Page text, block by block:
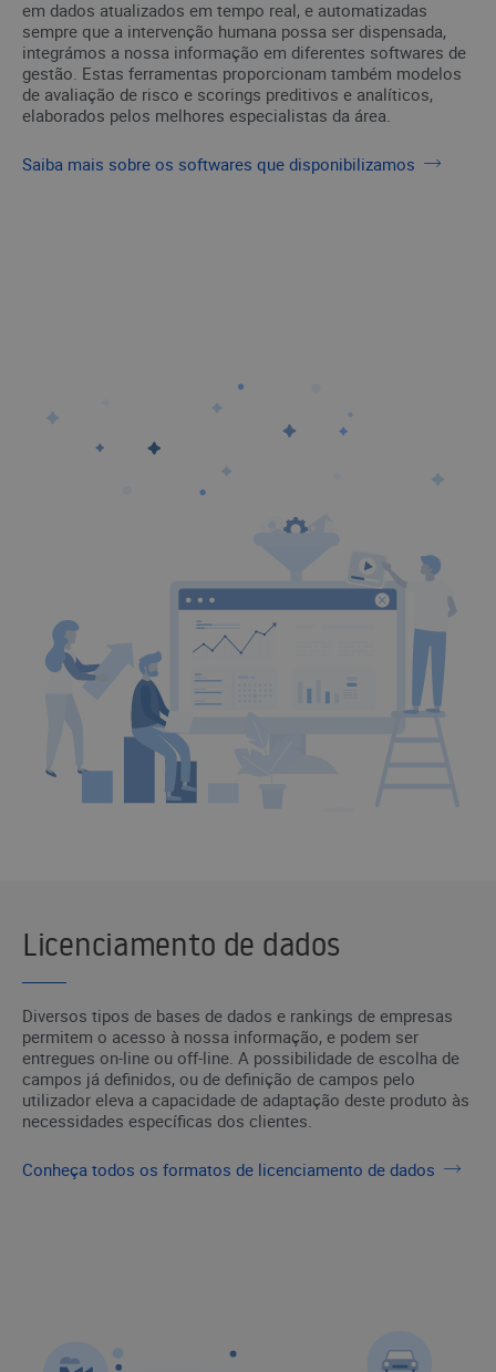
em dados atualizados em tempo real, e automatizadas
sempre que a intervenção humana possa ser dispensada,
integrámos a nossa informação em diferentes softwares de
gestão. Estas ferramentas proporcionam também modelos
de avaliação de risco e scorings preditivos e analíticos,
elaborados pelos melhores especialistas da área.
Saiba mais sobre os softwares que disponibilizamos
Licenciamento de dados
Diversos tipos de bases de dados e rankings de empresas
permitem o acesso à nossa informação, e podem ser
entregues on-line ou off-line. A possibilidade de escolha de
campos já definidos, ou de definição de campos pelo
utilizador eleva a capacidade de adaptação deste produto às
necessidades específicas dos clientes.
Conheça todos os formatos de licenciamento de dados